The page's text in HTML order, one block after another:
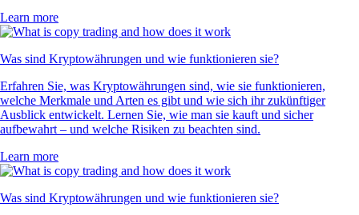
Learn more
Was sind Kryptowährungen und wie funktionieren sie?
Erfahren Sie, was Kryptowährungen sind, wie sie funktionieren,
welche Merkmale und Arten es gibt und wie sich ihr zukünftiger
Ausblick entwickelt. Lernen Sie, wie man sie kauft und sicher
aufbewahrt – und welche Risiken zu beachten sind.
Learn more
Was sind Kryptowährungen und wie funktionieren sie?